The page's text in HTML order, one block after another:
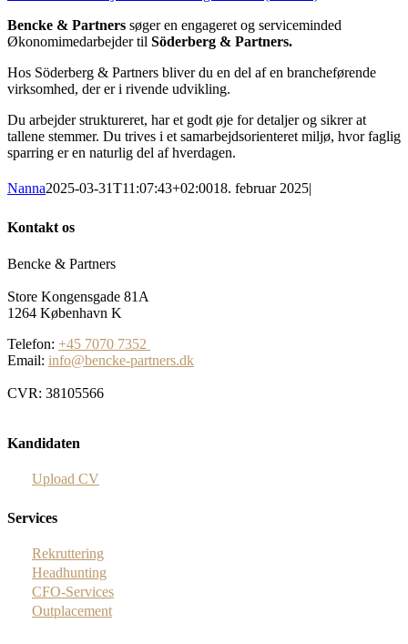
Bencke & Partners søger en engageret og serviceminded
Økonomimedarbejder til Söderberg & Partners.
Hos Söderberg & Partners bliver du en del af en brancheførende
virksomhed, der er i rivende udvikling.
Du arbejder struktureret, har et godt øje for detaljer og sikrer at
tallene stemmer. Du trives i et samarbejdsorienteret miljø, hvor faglig
sparring er en naturlig del af hverdagen.
Nanna2025-03-31T11:07:43+02:0018. februar 2025|
Kontakt os
Bencke & Partners
Store Kongensgade 81A
1264 København K
Telefon: +45 7070 7352
Email: info@bencke-partners.dk
CVR: 38105566
Kandidaten
Upload CV
Services
Rekruttering
Headhunting
CFO-Services
Outplacement